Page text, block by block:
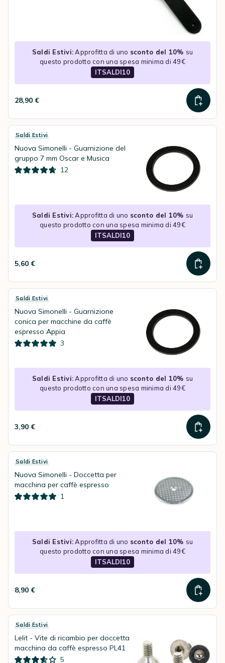
Saldi Estivi:Approfitta di uno sconto del 10% su
questo prodotto con una spesa minima di 49€
ITSALDI10
28,90 €
Saldi Estivi
Nuova Simonelli - Guarnizione del
gruppo 7 mm Oscar e Musica
12
Saldi Estivi:Approfitta di uno sconto del 10% su
questo prodotto con una spesa minima di 49€
ITSALDI10
5,60 €
Saldi Estivi
Nuova Simonelli - Guarnizione
conica per macchine da caffè
espresso Appia
3
Saldi Estivi:Approfitta di uno sconto del 10% su
questo prodotto con una spesa minima di 49€
ITSALDI10
3,90 €
Saldi Estivi
Nuova Simonelli - Doccetta per
macchina per caffè espresso
1
Saldi Estivi:Approfitta di uno sconto del 10% su
questo prodotto con una spesa minima di 49€
ITSALDI10
8,90 €
Saldi Estivi
Lelit - Vite di ricambio per doccetta
macchina da caffè espresso PL41
5